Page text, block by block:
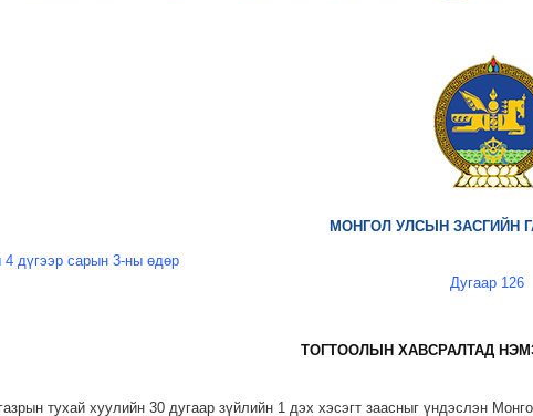
МОНГОЛ УЛСЫН ЗАСГИЙН
4 дүгээр сарын 3-ны өдөр
Дугаар 126
ТОГТООЛЫН ХАВСРАЛТАД
тухай хуулийн 30 дугаар зүйлийн 1 дэх хэсэгт заасныг үндэслэн